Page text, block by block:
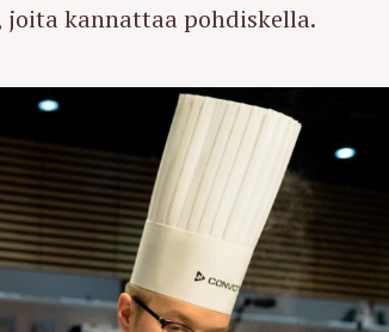
kannattaa pohdiskella.